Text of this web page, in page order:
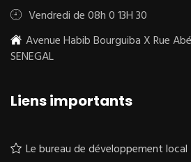
Vendredi de 08h 0 13H 30
Avenue Habib Bourguiba X Rue
SENEGAL
Liens importants
Le bureau de développement local